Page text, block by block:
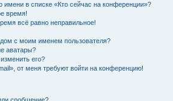
имени в списке «Кто сейчас на конференции»?
время!
всё равно неправильное!
с моим именем пользователя?
аватары?
его?
от меня требуют войти на конференцию!